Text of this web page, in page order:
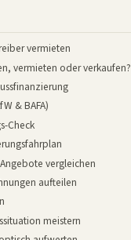
vermieten
vermieten oder verkaufen?
& BAFA)
Check
vergleichen
aufteilen
meistern